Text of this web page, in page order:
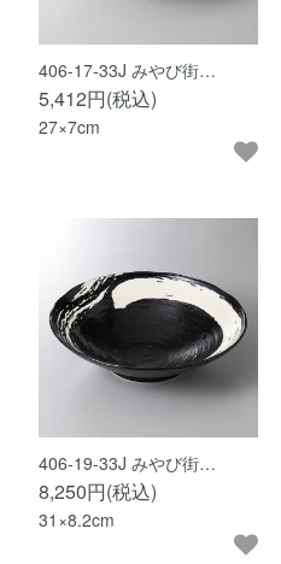
406-17-33J みやび街…
5,412円(税込)
27×7cm
406-19-33J みやび街…
8,250円(税込)
31×8.2cm